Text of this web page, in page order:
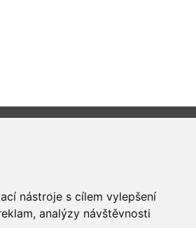
nástroje s cílem vylepšení
analýzy návštěvnosti
Všechna práva vyhrazena
Bravura s.r.o. © 2026
webové stránky: triangl web